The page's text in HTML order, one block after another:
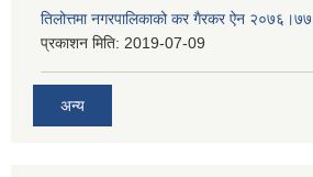
तिलोत्तमा नगरपालिकाको कर गैरकर ऐन २०७६।७७
प्रकाशन मिति: 2019-07-09
अन्य